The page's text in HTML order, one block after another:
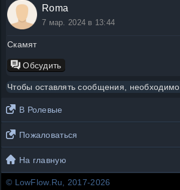
Roma
7 мар. 2024 в 13:44
Скамят
Обсудить
Чтобы оставлять сообщения, необходимо
В Ролевые
Пожаловаться
На главную
© LowFlow.Ru, 2017-2026